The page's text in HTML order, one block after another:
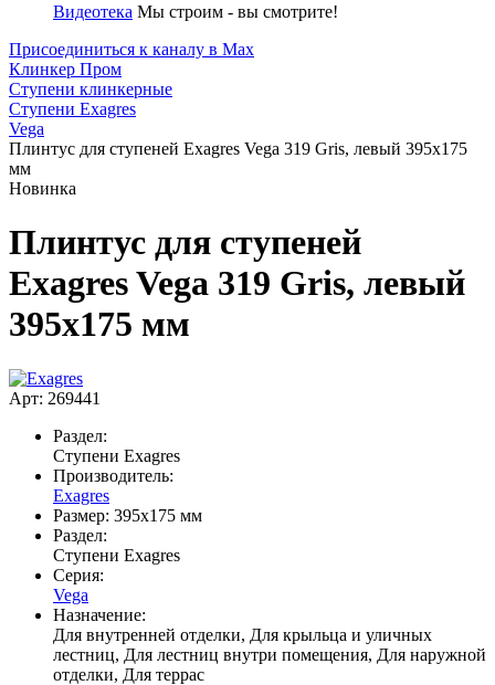
Видеотека Мы строим - вы смотрите!
Присоединиться к каналу в Max
Клинкер Пром
Ступени клинкерные
Ступени Exagres
Vega
Плинтус для ступеней Exagres Vega 319 Gris, левый 395x175
мм
Новинка
Плинтус для ступеней
Exagres Vega 319 Gris, левый
395x175 мм
Арт: 269441
Раздел:
Ступени Exagres
Производитель:
Exagres
Размер: 395x175 мм
Раздел:
Ступени Exagres
Серия:
Vega
Назначение:
Для внутренней отделки, Для крыльца и уличных
лестниц, Для лестниц внутри помещения, Для наружной
отделки, Для террас